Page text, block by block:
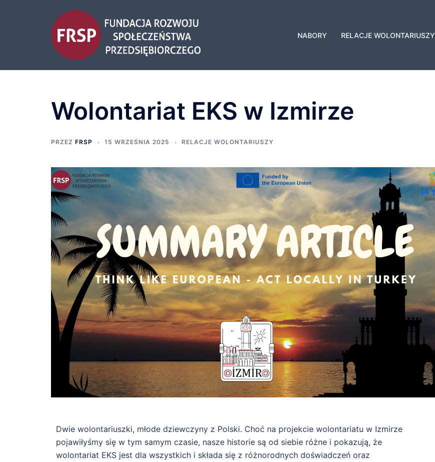
NABORY RELACJE WOLONTARIUSZY
Wolontariat EKS w Izmirze
PRZEZ FRSP 15 WRZEŚNIA 2025 RELACJE WOLONTARIUSZY
Dwie wolontariuszki, młode dziewczyny z Polski. Choć na projekcie wolontariatu w Izmirze
pojawiłyśmy się w tym samym czasie, nasze historie są od siebie różne i pokazują, że
wolontariat EKS jest dla wszystkich i składa się z różnorodnych doświadczeń oraz